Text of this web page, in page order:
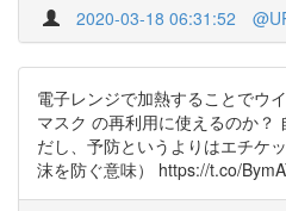
2020-03-18 06:31:52
電子レンジで加熱することでウ
マスク の再利用に使えるのか？
だし、予防というよりはエチケ
沫を防ぐ意味） https://t.co/